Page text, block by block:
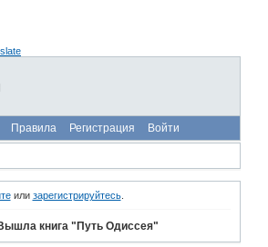
Правила Регистрация Войти
или зарегистрируйтесь.
книга "Путь Одиссея"